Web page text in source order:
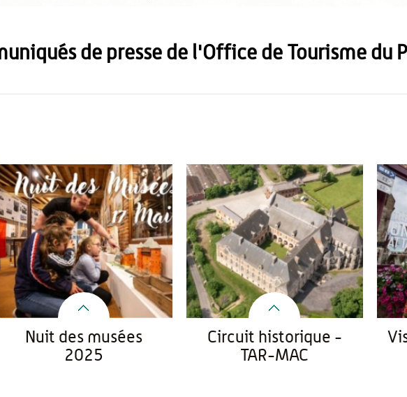
de presse de l'Office de Tourisme du
Nuit des musées
2025
Circuit historique -
TAR-MAC